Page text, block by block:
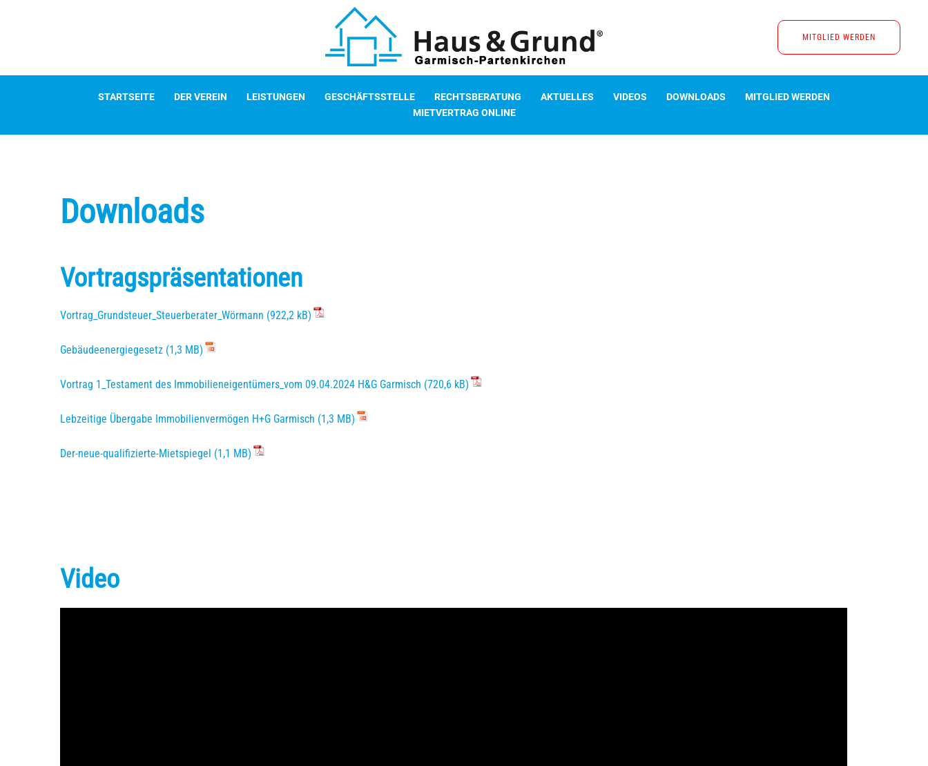
MITGLIED WERDEN
STARTSEITE DER VEREIN LEISTUNGEN GESCHÄFTSSTELLE RECHTSBERATUNG AKTUELLES VIDEOS DOWNLOADS
MITGLIED WERDEN
MIETVERTRAG ONLINE
Downloads
Vortragspräsentationen
Vortrag_Grundsteuer_Steuerberater_Wörmann
Gebäudeenergiegesetz
Vortrag 1_Testament des Immobilieneigentümers_vom 09.04.2024 H&G Garmisch
Lebzeitige Übergabe Immobilienvermögen H+G Garmisch
Der-neue-qualifizierte-Mietspiegel
Video